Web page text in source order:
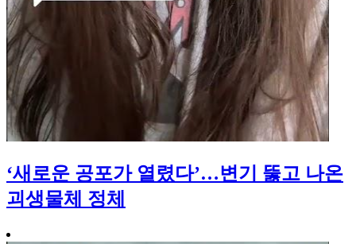
‘새로운 공포가 열렸다’…변기 뚫고 나온
괴생물체 정체